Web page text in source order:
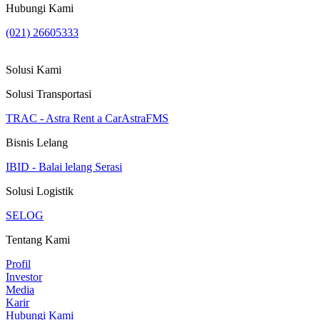
Hubungi Kami
(021) 26605333
Solusi Kami
Solusi Transportasi
TRAC - Astra Rent a CarAstraFMS
Bisnis Lelang
IBID - Balai lelang Serasi
Solusi Logistik
SELOG
Tentang Kami
Profil
Investor
Media
Karir
Hubungi Kami